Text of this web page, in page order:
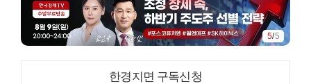
5/5
한경지면 구독신청